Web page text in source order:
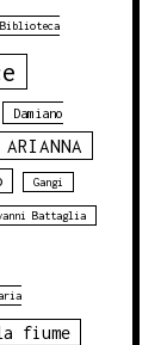
Biblioteca
Damiano
Gangi
Battaglia
fiume